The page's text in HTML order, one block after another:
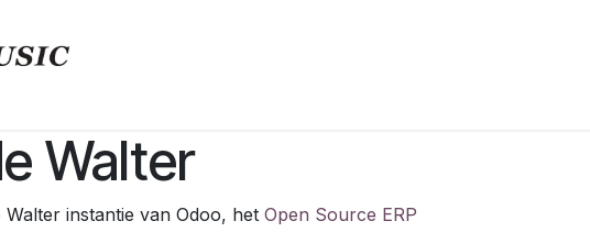
Walter
instantie van Odoo, het Open Source ERP